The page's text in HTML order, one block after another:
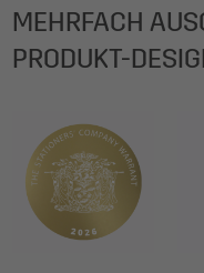
MEHRFACH
PRODUKT-